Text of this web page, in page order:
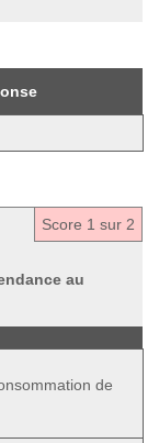
Score 1 sur 2
au
de